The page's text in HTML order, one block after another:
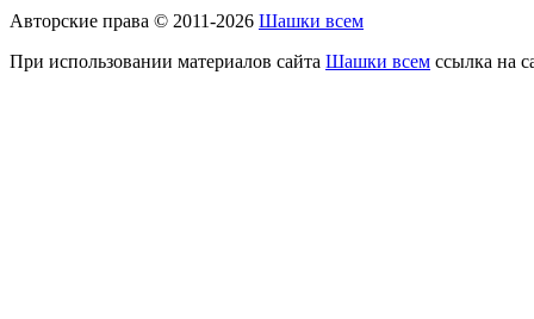
Авторские права © 2011-2026 Шашки всем
При использовании материалов сайта Шашки всем ссылка на